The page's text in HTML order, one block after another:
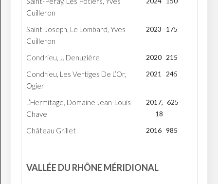
Cuilleron
Saint-Joseph, Le Lombard, Yves
Cuilleron
2023 175
Condrieu, J. Denuzière 2020 215
Condrieu, Les Vertiges De L’Or,
Ogier
2021 245
L’Hermitage, Domaine Jean-Louis
Chave
2017,
18
625
Château Grillet 2016 985
VALLÉE DU RHÔNE MÉRIDIONAL